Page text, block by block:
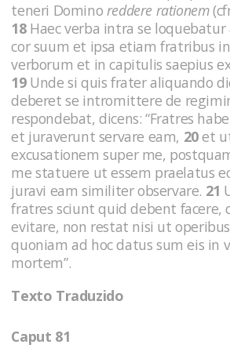
teneri Domino reddere rationem
18 Haec verba intra se
cor suum et ipsa etiam fratribus
verborum et in capitulis saepius
19 Unde si quis frater aliquando
deberet se intromittere de
respondebat, dicens: “Fratres
et juraverunt servare eam, 20et
excusationem super me,
me statuere ut essem praelatus
juravi eam similiter observare. 21
fratres sciunt quid debent facere,
evitare, non restat nisi ut
quoniam ad hoc datus sum eis in
mortem”.
Texto Traduzido
Caput 81